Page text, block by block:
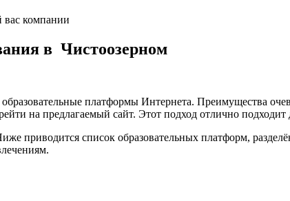
вас компании
в Чистоозерном
платформы Интернета. Преимущества
на предлагаемый сайт. Этот подход отлично
приводится список образовательных платформ,